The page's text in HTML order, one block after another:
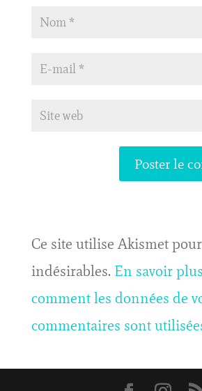
Ce site utilise Akismet
indésirables. En savoir
comment les données de
commentaires sont